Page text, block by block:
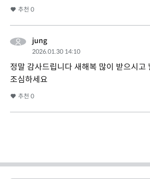
추천 0
jung
2026.01.30 14:10
정말 감사드립니다 새해복 많이 받으시고
조심하세요
추천 0